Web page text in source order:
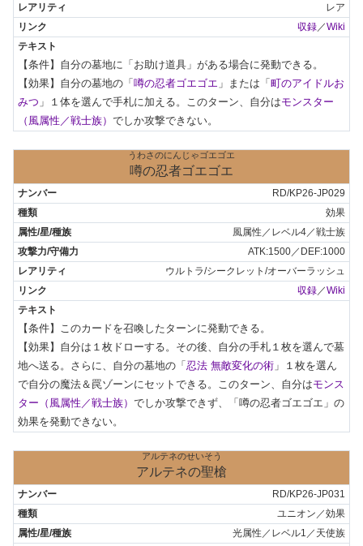
レア
収録 ／Wiki
【条件】自分の墓地に「お助け道具」がある場合に発動できる。
【効果】自分の墓地の「噂の忍者ゴエゴエ 」または「町のアイドルお
みつ 」１体を選んで手札に加える。このターン、自分はモンスター
（風属性／戦士族） でしか攻撃できない。
うわさのにんじゃゴエゴエ
噂の忍者ゴエゴエ
RD/KP26-JP029
効果
風属性／レベル4／戦士族
ATK:1500／DEF:1000
ウルトラ/シークレット/オーバーラッシュ
収録／Wiki
【条件】このカードを召喚したターンに発動できる。
【効果】自分は１枚ドローする。その後、自分の手札１枚を選んで墓
地へ送る。さらに、自分の墓地の「 忍法 無敵変化の術 」１枚を選ん
で自分の魔法＆罠ゾーンにセットできる。このターン、自分はモンス
ター（風属性／戦士族） でしか攻撃できず、「噂の忍者ゴエゴエ」の
効果を発動できない。
アルテネのせいそう
アルテネの聖槍
RD/KP26-JP031
ユニオン／効果
光属性／レベル1／天使族